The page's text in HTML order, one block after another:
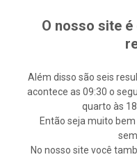
O nosso site
Além disso são seis
acontece as 09:30 o
quarto às
Então seja muito
No nosso site você